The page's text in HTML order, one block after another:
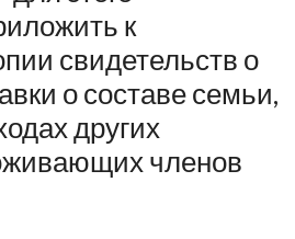
к
свидетельств о
о составе семьи,
других
членов